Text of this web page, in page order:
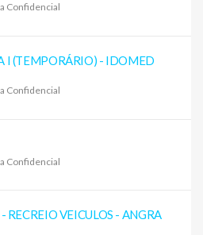
Confidencial
I (TEMPORÁRIO) - IDOMED
Confidencial
Confidencial
RECREIO VEICULOS - ANGRA